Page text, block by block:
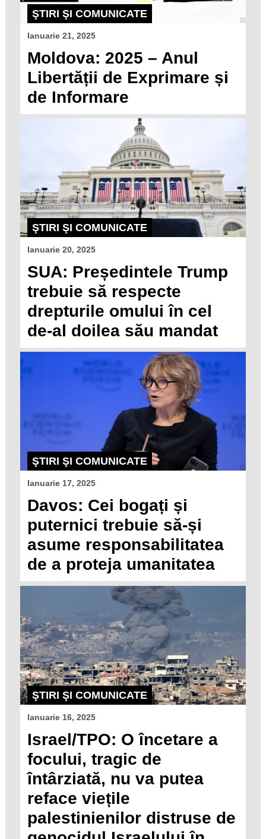
ŞTIRI ŞI COMUNICATE
Ianuarie 21, 2025
Moldova: 2025 – Anul
Libertății de Exprimare și
de Informare
ŞTIRI ŞI COMUNICATE
Ianuarie 20, 2025
SUA: Președintele Trump
trebuie să respecte
drepturile omului în cel
de-al doilea său mandat
ŞTIRI ŞI COMUNICATE
Ianuarie 17, 2025
Davos: Cei bogați și
puternici trebuie să-și
asume responsabilitatea
de a proteja umanitatea
ŞTIRI ŞI COMUNICATE
Ianuarie 16, 2025
Israel/TPO: O încetare a
focului, tragic de
întârziată, nu va putea
reface viețile
palestinienilor distruse de